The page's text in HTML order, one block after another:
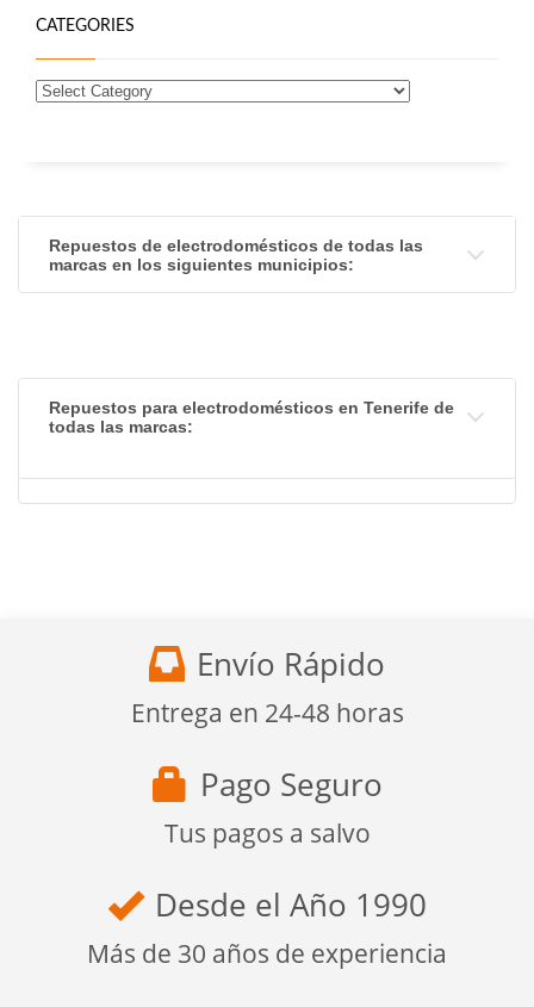
CATEGORIES
Repuestos de electrodomésticos de todas las
marcas en los siguientes municipios:
Repuestos para electrodomésticos en Tenerife de
todas las marcas:
Envío Rápido
Entrega en 24-48 horas
Pago Seguro
Tus pagos a salvo
Desde el Año 1990
Más de 30 años de experiencia